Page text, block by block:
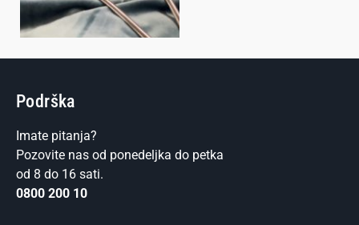
Podrška
Imate pitanja?
Pozovite nas od ponedeljka do petka
od 8 do 16 sati.
0800 200 10